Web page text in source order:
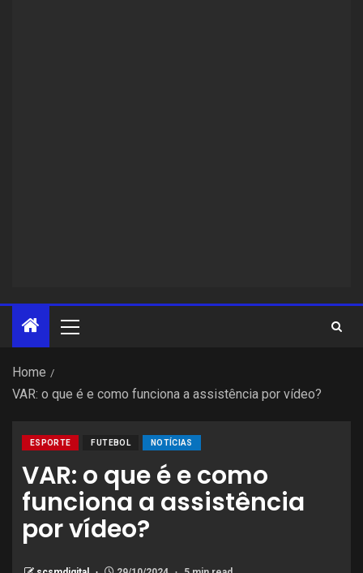
Home
VAR: o que é e como funciona a assistência por vídeo?
ESPORTE FUTEBOL NOTÍCIAS
VAR: o que é e como
funciona a assistência
por vídeo?